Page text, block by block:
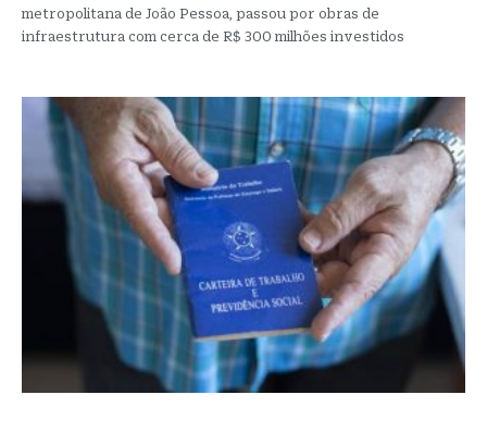
metropolitana de João Pessoa, passou por obras de
infraestrutura com cerca de R$ 300 milhões investidos